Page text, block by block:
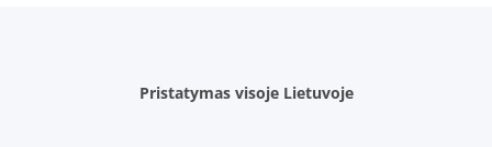
Pristatymas visoje Lietuvoje